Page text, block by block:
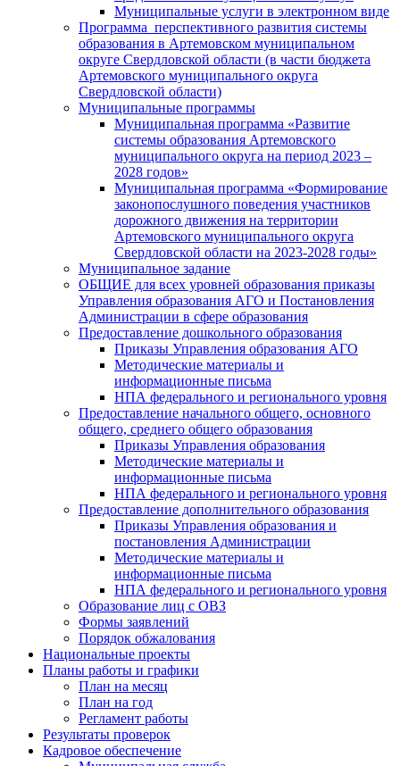
Муниципальные услуги в электронном виде
Программа перспективного развития системы
образования в Артемовском муниципальном
округе Свердловской области (в части бюджета
Артемовского муниципального округа
Свердловской области)
Муниципальные программы
Муниципальная программа «Развитие
системы образования Артемовского
муниципального округа на период 2023 –
2028 годов»
Муниципальная программа «Формирование
законопослушного поведения участников
дорожного движения на территории
Артемовского муниципального округа
Свердловской области на 2023-2028 годы»
Муниципальное задание
ОБЩИЕ для всех уровней образования приказы
Управления образования АГО и Постановления
Администрации в сфере образования
Предоставление дошкольного образования
Приказы Управления образования АГО
Методические материалы и
информационные письма
НПА федерального и регионального уровня
Предоставление начального общего, основного
общего, среднего общего образования
Приказы Управления образования
Методические материалы и
информационные письма
НПА федерального и регионального уровня
Предоставление дополнительного образования
Приказы Управления образования и
постановления Администрации
Методические материалы и
информационные письма
НПА федерального и регионального уровня
Образование лиц с ОВЗ
Формы заявлений
Порядок обжалования
Национальные проекты
Планы работы и графики
План на месяц
План на год
Регламент работы
Результаты проверок
Кадровое обеспечение